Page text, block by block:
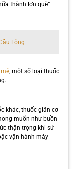
thành lợn què”
Lông
, một số loại thuốc
khác, thuốc giãn cơ
muốn như buồn
thận trọng khi sử
vận hành máy